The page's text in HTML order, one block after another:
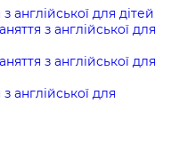
англійської для дітей
з англійської для
з англійської для
англійської для